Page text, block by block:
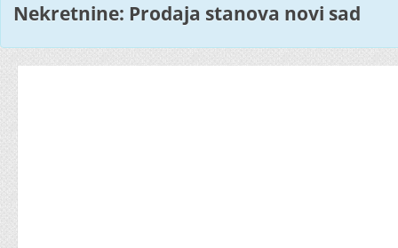
Nekretnine: Prodaja stanova novi sad